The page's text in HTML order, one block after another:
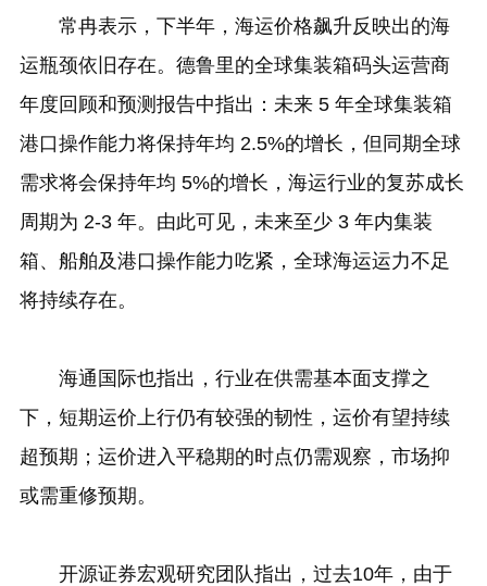
常冉表示，下半年，海运价格飙升反映出的海
运瓶颈依旧存在。德鲁里的全球集装箱码头运营商
年度回顾和预测报告中指出：未来 5 年全球集装箱
港口操作能力将保持年均 2.5%的增长，但同期全球
需求将会保持年均 5%的增长，海运行业的复苏成长
周期为 2-3 年。由此可见，未来至少 3 年内集装
箱、船舶及港口操作能力吃紧，全球海运运力不足
将持续存在。
海通国际也指出，行业在供需基本面支撑之
下，短期运价上行仍有较强的韧性，运价有望持续
超预期；运价进入平稳期的时点仍需观察，市场抑
或需重修预期。
开源证券宏观研究团队指出，过去10年，由于